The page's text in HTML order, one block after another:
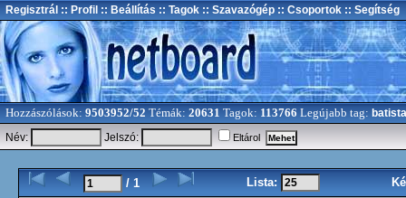
Regisztrál :: Profil :: Beállítás :: Tagok :: Szavazógép :: Csoportok :: Segítség
Hozzászólások: 9503952/52 Témák: 20631 Tagok: 113766 Legújabb tag: batista
Név:
Jelszó: Eltárol
/ 1 Lista: